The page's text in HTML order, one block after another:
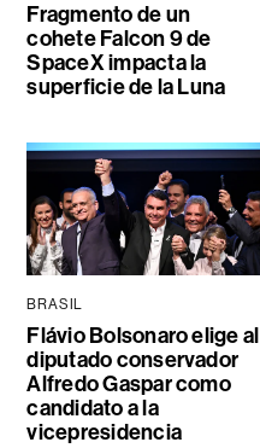
Fragmento de un
cohete Falcon 9 de
SpaceX impacta la
superficie de la Luna
BRASIL
Flávio Bolsonaro elige al
diputado conservador
Alfredo Gaspar como
candidato a la
vicepresidencia